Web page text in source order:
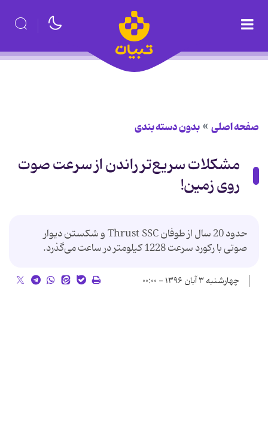
صفحه اصلی بدون دسته بندی
مشکلات سریع‌تر راندن از سرعت صوت
روی زمین!
حدود 20 سال از طوفان Thrust SSC و شکستن دیوار
صوتی با رکورد سرعت 1228 کیلومتر در ساعت می‌گذرد.
چهارشنبه ۳ آبان ۱۳۹۶ - ۰۰:۰۰